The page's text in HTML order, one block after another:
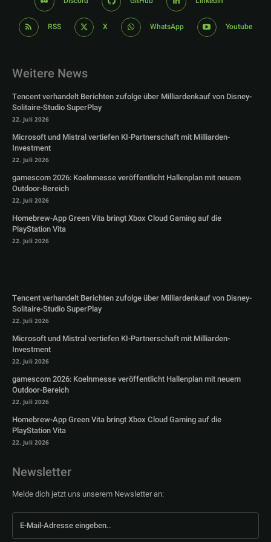
RSS X WhatsApp Youtube
Weitere News
Tencent verhandelt Berichten zufolge über Milliardenkauf von Disney-
Solitaire-Studio SuperPlay
22. Juli 2026
Microsoft und Mistral vertiefen KI-Partnerschaft mit Milliarden-
Investment
22. Juli 2026
gamescom 2026: Koelnmesse veröffentlicht Hallenplan mit neuem
Outdoor-Bereich
22. Juli 2026
Homebrew-App Green Vita bringt Xbox Cloud Gaming auf die
PlayStation Vita
22. Juli 2026
Tencent verhandelt Berichten zufolge über Milliardenkauf von Disney-
Solitaire-Studio SuperPlay
22. Juli 2026
Microsoft und Mistral vertiefen KI-Partnerschaft mit Milliarden-
Investment
22. Juli 2026
gamescom 2026: Koelnmesse veröffentlicht Hallenplan mit neuem
Outdoor-Bereich
22. Juli 2026
Homebrew-App Green Vita bringt Xbox Cloud Gaming auf die
PlayStation Vita
22. Juli 2026
Newsletter
Melde dich jetzt uns unserem Newsletter an: